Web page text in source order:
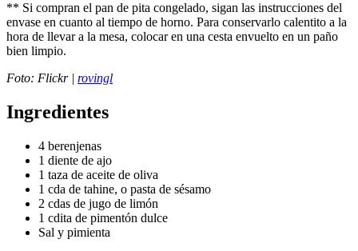
** Si compran el pan de pita congelado, sigan las instrucciones del
envase en cuanto al tiempo de horno. Para conservarlo calentito a la
hora de llevar a la mesa, colocar en una cesta envuelto en un paño
bien limpio.
Foto: Flickr | rovingl
Ingredientes
4 berenjenas
1 diente de ajo
1 taza de aceite de oliva
1 cda de tahine, o pasta de sésamo
2 cdas de jugo de limón
1 cdita de pimentón dulce
Sal y pimienta